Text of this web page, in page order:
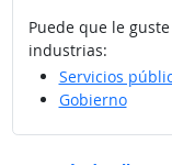
Puede que le
industrias:
Servicios
Gobierno